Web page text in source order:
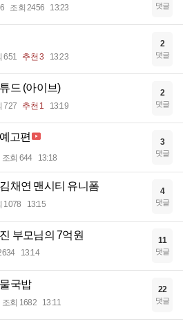
조회 2456 13:23 댓글
651 추천 3 13:23
2
댓글
드 (아이브)
727 추천 1 13:19
2
댓글
고편
조회 644 13:18
3
댓글
채연 맨시티 유니폼
1078 13:15
4
댓글
부모님의 7억원
13:14
11
댓글
국밥
조회 1682 13:11
22
댓글